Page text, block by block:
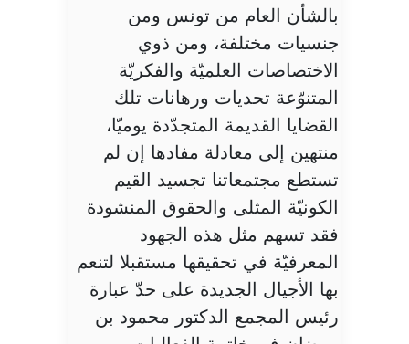
بالشأن العام من تونس ومن
جنسيات مختلفة، ومن ذوي
الاختصاصات العلميّة والفكريّة
المتنوّعة تحديات ورهانات تلك
القضايا القديمة المتجدّدة يوميّا،
منتهين إلى معادلة مفادها إن لم
تستطع مجتمعاتنا تجسيد القيم
الكونيّة المثلى والحقوق المنشودة
فقد تسهم مثل هذه الجهود
المعرفيّة في تحقيقها مستقبلا لتنعم
بها الأجيال الجديدة على حدّ عبارة
رئيس المجمع الدكتور محمود بن